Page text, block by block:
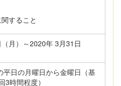
すること
月）～2020年 3月31日
平日の月曜日から金曜日（基
3時間程度）